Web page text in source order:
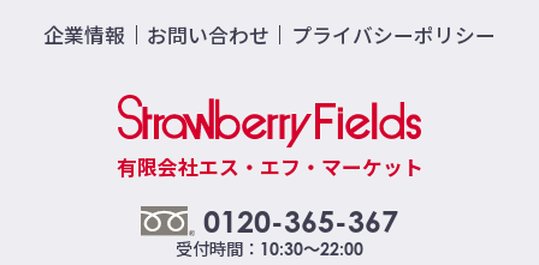
企業情報 お問い合わせ プライバシーポリシー
有限会社エス・エフ・マーケット
0120-365-367
受付時間： 10:30～22:00